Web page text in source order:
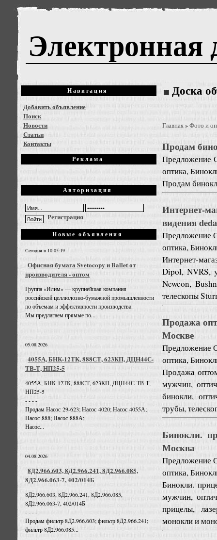
Электронная
Навигация
Добавить объявление
Поиск
Новости
Статьи
Контакты
Реклама
Авторизация
Регистрация
Новые объявления
Сегодня в 10:05:19
Офисная бумага Svetocopy и Ballet от
производителя - оптом
Группа «Илим» — крупнейшая компания
российской целлюлозно-бумажной промышленности
по объемам и эффективности производства.
Мы предлагаем прямые по...
05.08.2026
4055А, БНК-12ТК, 888СТ, 623КП, ДЦН44С-
ТВ-Т, НП25-5
4055А, БНК-12ТК, 888СТ, 623КП, ДЦН44С-ТВ-Т,
НП25-5
- - - -
Продам Насос 29-623; Насос 4020; Насос 4055А;
Насос 888; Насос 888А;
Насос...
04.08.2026
8Д2.966.603, 8Д2.966.241, 8Д2.966.085,
8Д2.966.063-7, 402/014Б
8Д2.966.603, 8Д2.966.241, 8Д2.966.085,
8Д2.966.063-7, 402/014Б
- - - -
Продам фильтр 8Д2.966.603; фильтр 8Д2.966.241;
фильтр 8Д2.966.085...
Доска
Главная»Фото и
Продам
Предложение
оптика,
Продам
Интернет-
видения
Предложение
оптика,
Интернет-
Dipol, NVRS,
Newcon,
телескопы
Продажа
Москве
Предложение
оптика,
Продажа
мужчин,
бинокли,
трубы,
Бинокли.
Москва
Предложение
оптика,
Бинокли.
мужчин,
прицелы,
монокли и